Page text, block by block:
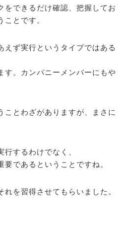
をできるだけ確認、把握してお
とです。
えず実行というタイプではある
す。カンパニーメンバーにもや
ことわざがありますが、まさに
するわけでなく、
であるということですね。
れを習得させてもらいました。